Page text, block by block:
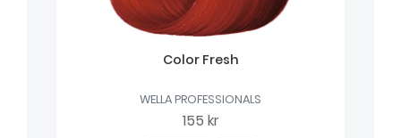
Color Fresh
WELLA PROFESSIONALS
155 kr